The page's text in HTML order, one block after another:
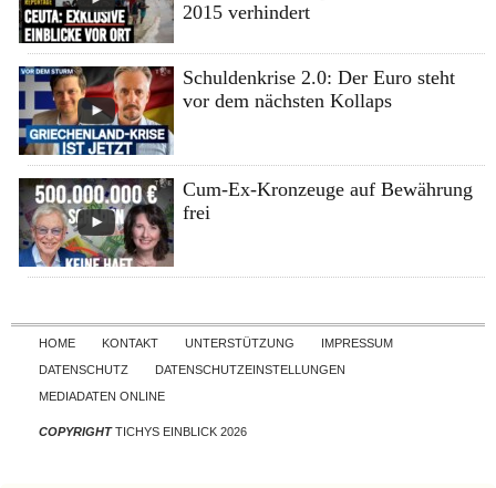
2015 verhindert
Schuldenkrise 2.0: Der Euro steht
vor dem nächsten Kollaps
Cum-Ex-Kronzeuge auf Bewährung
frei
Skip to content
HOME KONTAKT UNTERSTÜTZUNG
IMPRESSUM
DATENSCHUTZ
DATENSCHUTZEINSTELLUNGEN
MEDIADATEN ONLINE
COPYRIGHTTICHYS EINBLICK 2026